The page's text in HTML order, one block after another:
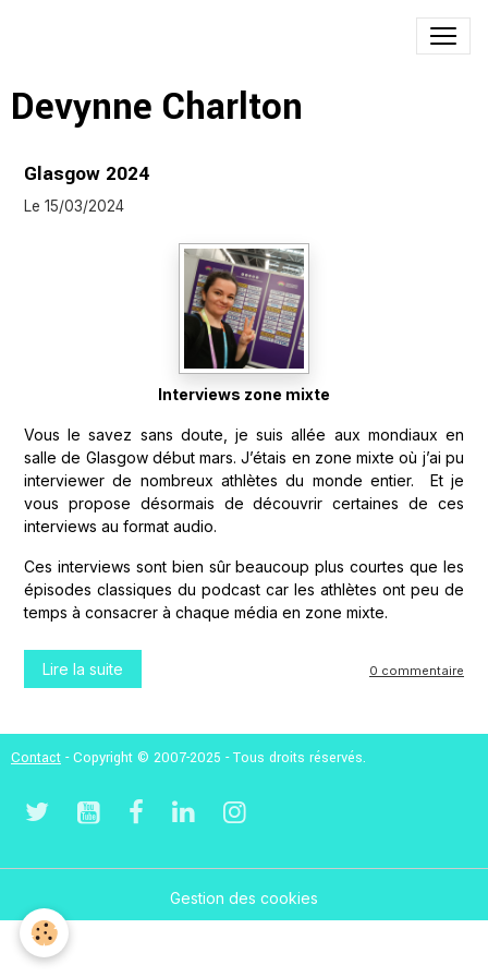
Devynne Charlton
Glasgow 2024
Le 15/03/2024
Interviews zone mixte
Vous le savez sans doute, je suis allée aux mondiaux en
salle de Glasgow début mars. J’étais en zone mixte où j’ai pu
interviewer de nombreux athlètes du monde entier. Et je
vous propose désormais de découvrir certaines de ces
interviews au format audio.
Ces interviews sont bien sûr beaucoup plus courtes que les
épisodes classiques du podcast car les athlètes ont peu de
temps à consacrer à chaque média en zone mixte.
Lire la suite 0 commentaire
Contact - Copyright © 2007-2025 - Tous droits réservés.
Gestion des cookies